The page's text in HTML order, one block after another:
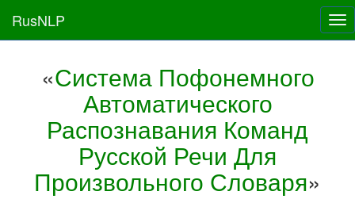
RusNLP
«Система Пофонемного
Автоматического
Распознавания Команд
Русской Речи Для
Произвольного Словаря»